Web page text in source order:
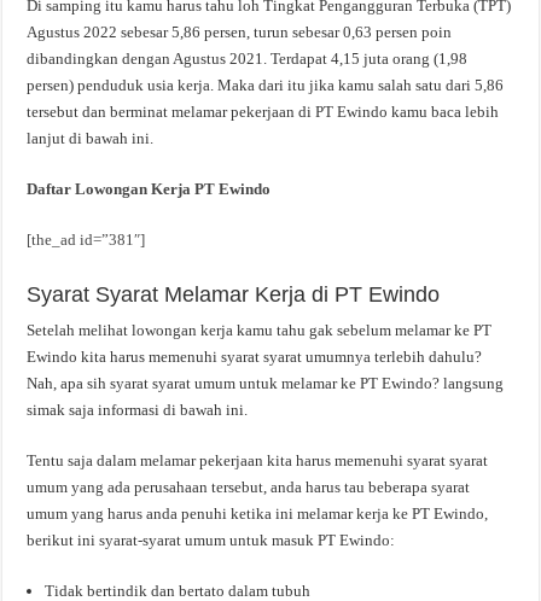
Di samping itu kamu harus tahu loh Tingkat Pengangguran Terbuka (TPT)
Agustus 2022 sebesar 5,86 persen, turun sebesar 0,63 persen poin
dibandingkan dengan Agustus 2021. Terdapat 4,15 juta orang (1,98
persen) penduduk usia kerja. Maka dari itu jika kamu salah satu dari 5,86
tersebut dan berminat melamar pekerjaan di PT Ewindo kamu baca lebih
lanjut di bawah ini.
Daftar Lowongan Kerja PT Ewindo
[the_ad id=”381″]
Syarat Syarat Melamar Kerja di PT Ewindo
Setelah melihat lowongan kerja kamu tahu gak sebelum melamar ke PT
Ewindo kita harus memenuhi syarat syarat umumnya terlebih dahulu?
Nah, apa sih syarat syarat umum untuk melamar ke PT Ewindo? langsung
simak saja informasi di bawah ini.
Tentu saja dalam melamar pekerjaan kita harus memenuhi syarat syarat
umum yang ada perusahaan tersebut, anda harus tau beberapa syarat
umum yang harus anda penuhi ketika ini melamar kerja ke PT Ewindo,
berikut ini syarat-syarat umum untuk masuk PT Ewindo:
Tidak bertindik dan bertato dalam tubuh